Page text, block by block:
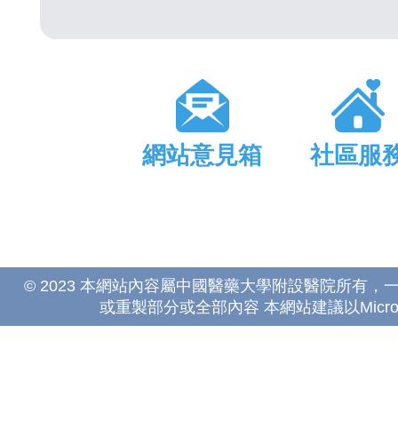
網站意見箱 社區服
© 2023 本網站內容屬中國醫藥大學附設醫院所有，
或重製部分或全部內容 本網站建議以